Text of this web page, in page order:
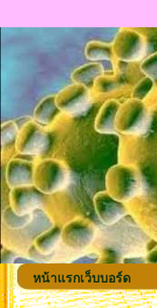
หน้าแรกเว็บบอร์ด